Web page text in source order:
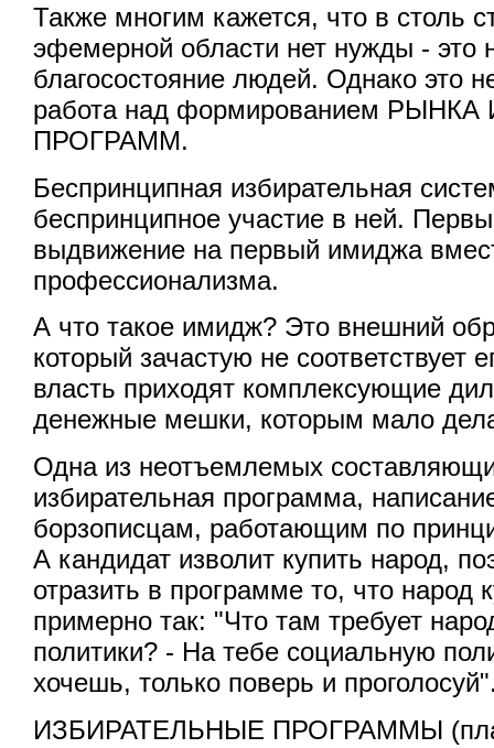
Также многим кажется, что в столь
эфемерной области нет нужды - это
благосостояние людей. Однако это
работа над формированием
ПРОГРАММ.
Беспринципная избирательная
беспринципное участие в ней.
выдвижение на первый имиджа
профессионализма.
А что такое имидж? Это внешний
который зачастую не соответствует
власть приходят комплексующие
денежные мешки, которым мало
Одна из неотъемлемых
избирательная программа,
борзописцам, работающим по
А кандидат изволит купить народ,
отразить в программе то, что народ
примерно так: "Что там требует
политики? - На тебе социальную
хочешь, только поверь и
ИЗБИРАТЕЛЬНЫЕ ПРОГРАММЫ